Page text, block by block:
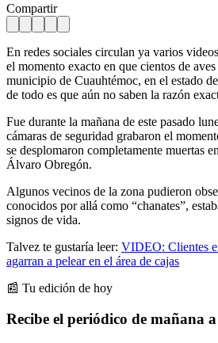
Compartir
En redes sociales circulan ya varios
el momento exacto en que cientos de
municipio de Cuauhtémoc, en el estado
de todo es que aún no saben la razón
Fue durante la mañana de este pasado
cámaras de seguridad grabaron el
se desplomaron completamente muertas
Álvaro Obregón.
Algunos vecinos de la zona pudieron
conocidos por allá como “chanates”,
signos de vida.
Talvez te gustaría leer: VIDEO: Clientes
agarran a pelear en el área de cajas
📰 Tu edición de hoy
Recibe el periódico de mañana